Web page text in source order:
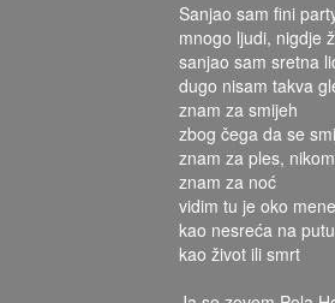
Sanjao sam fini
mnogo ljudi, nigdje
sanjao sam sretna
dugo nisam takva
znam za smijeh
zbog čega da se
znam za ples,
znam za noć
vidim tu je oko mene
kao nesreća na putu
kao život ili smrt